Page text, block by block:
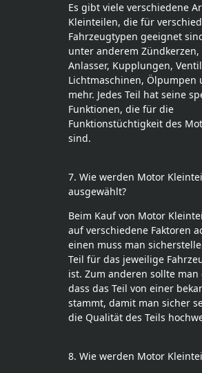
Es gibt viele verschiedene
Kleinteilen, die für
Fahrzeugtypen geeignet
unter anderem Zündkerzen,
Anlasser, Kupplungen,
Lichtmaschinen, Ölpumpen
mehr. Jedes Teil hat seine
Funktionen, die für die
Funktionstüchtigkeit des
sind.
7. Wie werden Motor
ausgewählt?
Beim Kauf von Motor
auf verschiedene Faktoren
einen muss man
Teil für das jeweilige
ist. Zum anderen sollte
dass das Teil von einer
stammt, damit man sicher
die Qualität des Teils
8. Wie werden Motor